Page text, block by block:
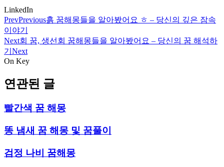
LinkedIn
PrevPrevious흙 꿈해몽들을 알아봤어요 ㅎ – 당신의 깊은 잠속
이야기
Next회 꿈, 생선회 꿈해몽들을 알아봤어요 – 당신의 꿈 해석하
기 Next
On Key
연관된 글
빨간색 꿈 해몽
똥 냄새 꿈 해몽 및 꿈풀이
검정 나비 꿈해몽